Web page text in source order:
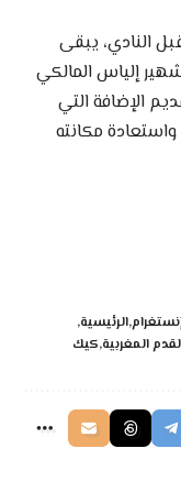
يبقى
إلياس المالكي
الإضافة التي
مكانته
الرئيسية
المغربيةكيك